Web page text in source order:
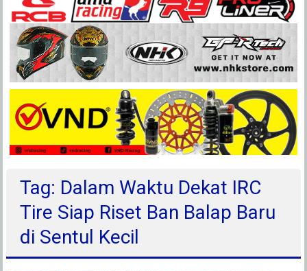
Tag: Dalam Waktu Dekat IRC
Tire Siap Riset Ban Balap Baru
di Sentul Kecil